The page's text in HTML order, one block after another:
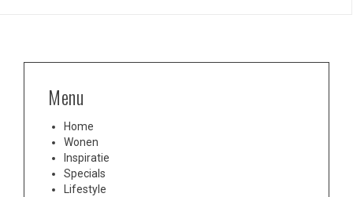
Menu
Home
Wonen
Inspiratie
Specials
Lifestyle